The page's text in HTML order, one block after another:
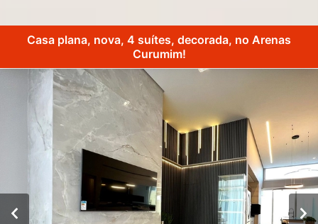
Casa plana, nova, 4 suítes, decorada, no Arenas
Curumim!